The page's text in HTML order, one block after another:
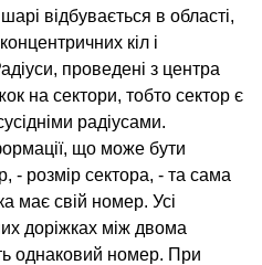
відбувається в області,
кіл і
проведені з центра
на сектори, тобто сектор є
радіусами.
що може бути
- розмір сектора, - та сама
має свій номер. Усі
доріжках між двома
однаковий номер. При